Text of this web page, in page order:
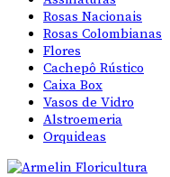
Rosas Nacionais
Rosas Colombianas
Flores
Cachepô Rústico
Caixa Box
Vasos de Vidro
Alstroemeria
Orquideas